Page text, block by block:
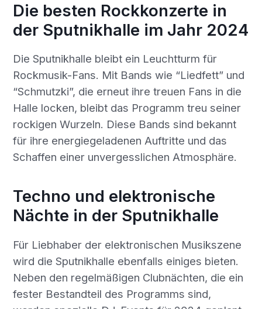
Die besten Rockkonzerte in
der Sputnikhalle im Jahr 2024
Die Sputnikhalle bleibt ein Leuchtturm für
Rockmusik-Fans. Mit Bands wie “Liedfett” und
“Schmutzki”, die erneut ihre treuen Fans in die
Halle locken, bleibt das Programm treu seiner
rockigen Wurzeln. Diese Bands sind bekannt
für ihre energiegeladenen Auftritte und das
Schaffen einer unvergesslichen Atmosphäre.
Techno und elektronische
Nächte in der Sputnikhalle
Für Liebhaber der elektronischen Musikszene
wird die Sputnikhalle ebenfalls einiges bieten.
Neben den regelmäßigen Clubnächten, die ein
fester Bestandteil des Programms sind,